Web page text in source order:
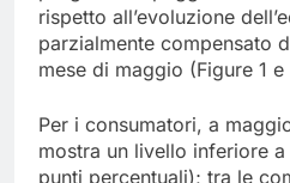
rispetto all’evoluzione
parzialmente compensato
mese di maggio (Figure 1 e
Per i consumatori, a
mostra un livello inferiore
punti percentuali); tra le